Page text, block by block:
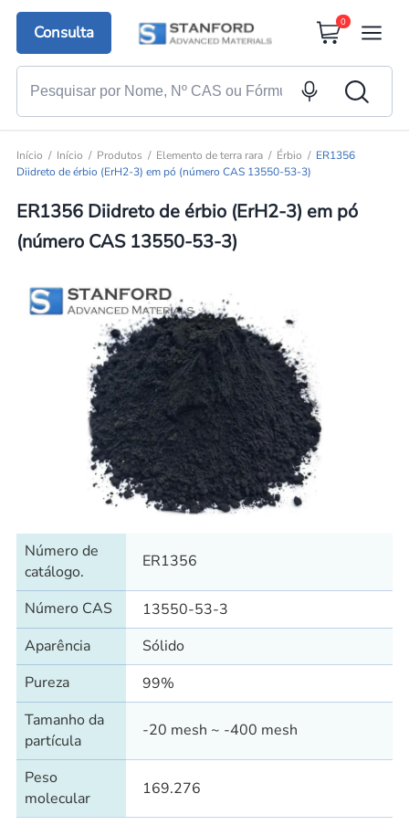
Consulta
0
Início Início Produtos Elemento de terra rara Érbio
ER1356
Diidreto de érbio (ErH2-3) em pó (número CAS 13550-53-3)
ER1356 Diidreto de érbio (ErH2-3) em pó
(número CAS 13550-53-3)
Número de
catálogo.
ER1356
Número CAS
13550-53-3
Aparência
Sólido
Pureza
99%
Tamanho da
partícula
-20 mesh ~ -400 mesh
Peso
molecular
169.276